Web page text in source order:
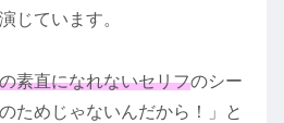
じています。
素直になれないセリフのシー
ためじゃないんだから！」と